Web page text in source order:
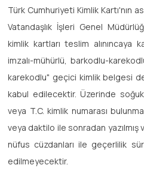
Türk Cumhuriyeti Kimlik Kartı'nın
Vatandaşlık İşleri Genel
kimlik kartları teslim alınıncaya
imzalı-mühürlü, barkodlu-
karekodlu" geçici kimlik belgesi
kabul edilecektir. Üzerinde
veya T.C. kimlik numarası
veya daktilo ile sonradan yazılmış
nüfus cüzdanları ile geçerlilik
edilmeyecektir.